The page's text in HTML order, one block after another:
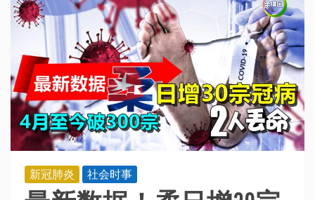
新冠肺炎 社会时事